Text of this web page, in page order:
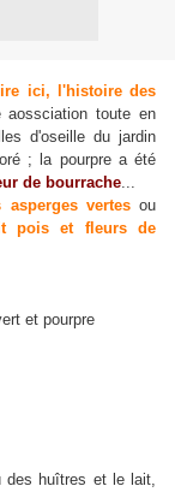
lire ici, l'histoire des
toute en
d'oseille du jardin
; la pourpre a été
de bourrache...
asperges vertesou
pois et fleurs de
et pourpre
des huîtres et le lait,